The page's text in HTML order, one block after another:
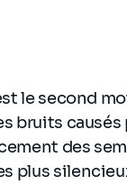
le second
bruits
des
plus